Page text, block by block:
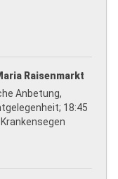
Raisenmarkt
Anbetung,
18:45